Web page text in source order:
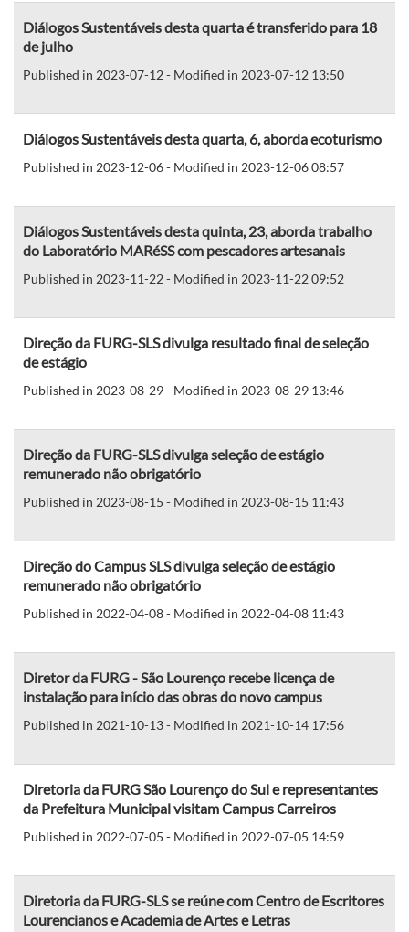
Diálogos Sustentáveis desta quarta é transferido para 18
de julho
Published in 2023-07-12 - Modified in 2023-07-12 13:50
Diálogos Sustentáveis desta quarta, 6, aborda ecoturismo
Published in 2023-12-06 - Modified in 2023-12-06 08:57
Diálogos Sustentáveis desta quinta, 23, aborda trabalho
do Laboratório MARéSS com pescadores artesanais
Published in 2023-11-22 - Modified in 2023-11-22 09:52
Direção da FURG-SLS divulga resultado final de seleção
de estágio
Published in 2023-08-29 - Modified in 2023-08-29 13:46
Direção da FURG-SLS divulga seleção de estágio
remunerado não obrigatório
Published in 2023-08-15 - Modified in 2023-08-15 11:43
Direção do Campus SLS divulga seleção de estágio
remunerado não obrigatório
Published in 2022-04-08 - Modified in 2022-04-08 11:43
Diretor da FURG - São Lourenço recebe licença de
instalação para início das obras do novo campus
Published in 2021-10-13 - Modified in 2021-10-14 17:56
Diretoria da FURG São Lourenço do Sul e representantes
da Prefeitura Municipal visitam Campus Carreiros
Published in 2022-07-05 - Modified in 2022-07-05 14:59
Diretoria da FURG-SLS se reúne com Centro de Escritores
Lourencianos e Academia de Artes e Letras